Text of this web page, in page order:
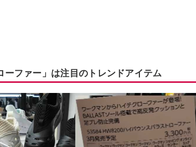
ファー」は注目のトレンドアイテム